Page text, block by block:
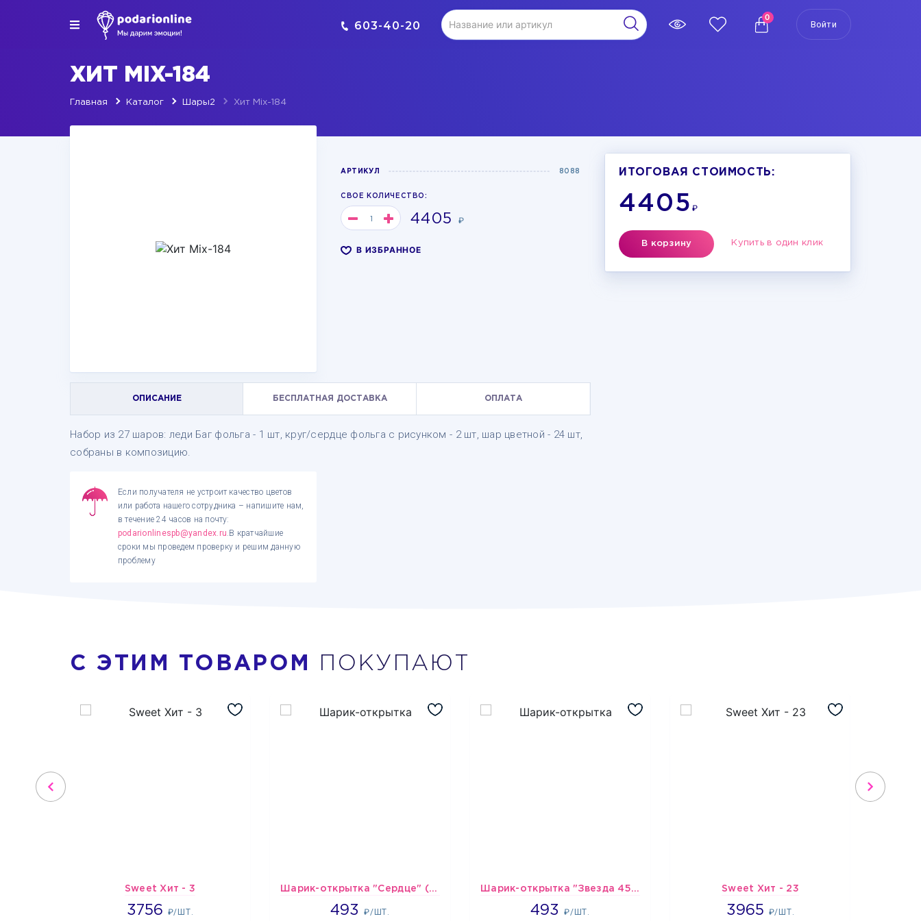
603-40-20
0
Войти
ХИТ MIX-184
Главная Каталог Шары2 Хит Mix-184
АРТИКУЛ 8088
СВОЕ КОЛИЧЕСТВО:
4405 ₽
В ИЗБРАННОЕ
ОПИСАНИЕ БЕСПЛАТНАЯ ДОСТАВКА ОПЛАТА
Набор из 27 шаров: леди Баг фольга - 1 шт, круг/сердце фольга с рисунком - 2 шт, шар цветной - 24 шт,
собраны в композицию.
Если получателя не устроит качество цветов
или работа нашего сотрудника – напишите нам,
в течение 24 часов на почту:
podarionlinespb@yandex.ru.В кратчайшие
сроки мы проведем проверку и решим данную
проблему
ИТОГОВАЯ СТОИМОСТЬ:
4405 ₽
В корзину Купить в один клик
С ЭТИМ ТОВАРОМ ПОКУПАЮТ
Sweet Хит - 3
3756 ₽/ШТ.
3756 Шарик-открытка "Сердце" (45 см) - 2
493₽/ШТ.
493 Шарик-открытка "Звезда 45 см" №1
493₽/ШТ.
493 Sweet Хит - 23
3965 ₽/ШТ.
3965